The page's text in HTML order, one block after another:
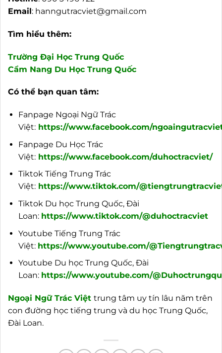
Email: hanngutracviet@gmail.com
Tìm hiểu thêm:
Trường Đại Học Trung Quốc
Cẩm Nang Du Học Trung Quốc
Có thể bạn quan tâm:
Fanpage Ngoại Ngữ Trác
Việt: https://www.facebook.com/
Fanpage Du Học Trác
Việt: https://www.facebook.com/duhoctracviet/
Tiktok Tiếng Trung Trác
Việt: https://www.tiktok.com/
Tiktok Du học Trung Quốc, Đài
Loan: https://www.tiktok.com/@duhoctracviet
Youtube Tiếng Trung Trác
Việt: https://www.youtube.com/
Youtube Du học Trung Quốc, Đài
Loan: https://www.youtube.com/
Ngoại Ngữ Trác Việt trung tâm uy tín lâu năm trên
con đường học tiếng trung và du học Trung Quốc,
Đài Loan.